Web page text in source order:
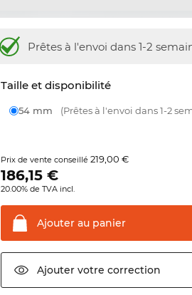
Prêtes à l'envoi dans 1-2
Taille et disponibilité
54 mm (Prêtes à l'envoi dans 1-2
Prix de vente conseillé219,00 €
186,15 €
20.00% de TVA incl.
Ajouter au panier
Ajouter votre correction